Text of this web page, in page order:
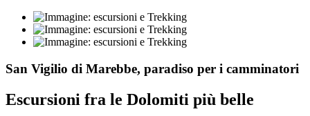
San Vigilio di Marebbe, paradiso per i camminatori
Escursioni fra le Dolomiti più belle